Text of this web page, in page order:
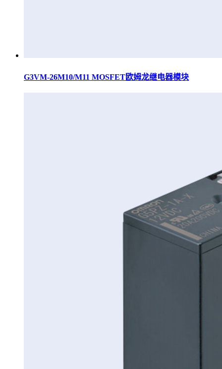
G3VM-26M10/M11 MOSFET欧姆龙继电器模块